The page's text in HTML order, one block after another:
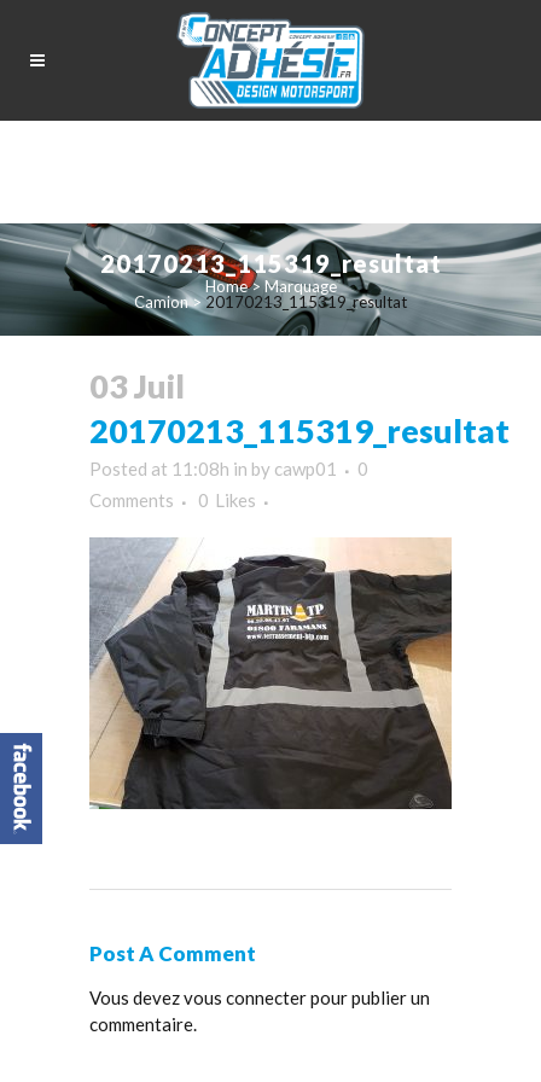
20170213_115319_resultat
Home>Marquage
Camion> 20170213_115319_resultat
03 Juil
20170213_115319_resultat
Posted at 11:08h in by cawp01
0
Comments
0 Likes
Post A Comment
Vous devezvous connecterpour publier un
commentaire.